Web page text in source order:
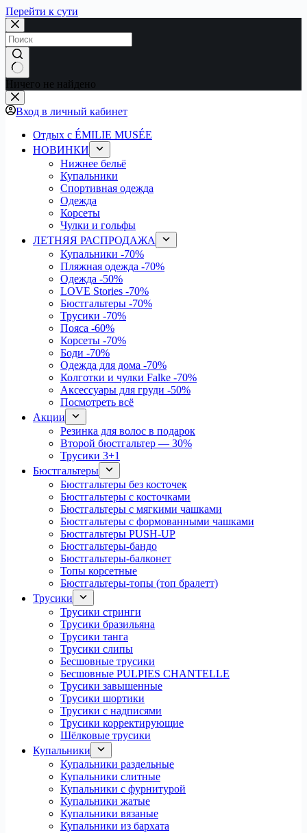
Перейти к сути
Ничего не найдено
Вход в личный кабинет
Отдых с ÉMILIE MUSÉE
НОВИНКИ
Нижнее бельё
Купальники
Спортивная одежда
Одежда
Корсеты
Чулки и гольфы
ЛЕТНЯЯ РАСПРОДАЖА
Купальники -70%
Пляжная одежда -70%
Одежда -50%
LOVE Stories -70%
Бюстгальтеры -70%
Трусики -70%
Пояса -60%
Корсеты -70%
Боди -70%
Одежда для дома -70%
Колготки и чулки Falke -70%
Аксессуары для груди -50%
Посмотреть всё
Акции
Резинка для волос в подарок
Второй бюстгальтер — 30%
Трусики 3+1
Бюстгальтеры
Бюстгальтеры без косточек
Бюстгальтеры с косточками
Бюстгальтеры с мягкими чашками
Бюстгальтеры с формованными чашками
Бюстгальтеры PUSH-UP
Бюстгальтеры-бандо
Бюстгальтеры-балконет
Топы корсетные
Бюстгальтеры-топы (топ бралетт)
Трусики
Трусики стринги
Трусики бразильяна
Трусики танга
Трусики слипы
Бесшовные трусики
Бесшовные PULPIES CHANTELLE
Трусики завышенные
Трусики шортики
Трусики с надписями
Трусики корректирующие
Шёлковые трусики
Купальники
Купальники раздельные
Купальники слитные
Купальники с фурнитурой
Купальники жатые
Купальники вязаные
Купальники из бархата